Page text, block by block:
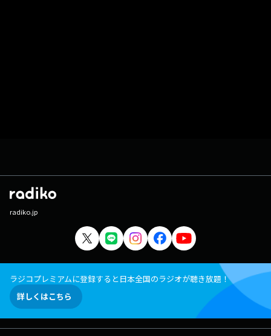
radiko.jp
ラジコプレミアムに登録すると日本全国のラジオが聴き放題！
詳しくはこちら